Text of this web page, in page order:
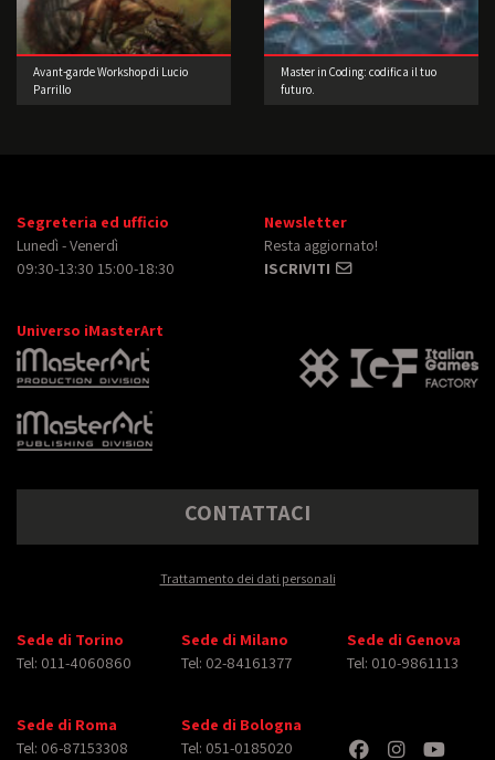
Avant-garde Workshop di Lucio
Parrillo
Master in Coding: codifica il tuo
futuro.
Segreteria ed ufficio
Lunedì - Venerdì
09:30-13:30 15:00-18:30
Newsletter
Resta aggiornato!
ISCRIVITI
Universo iMasterArt
CONTATTACI
Trattamento dei dati personali
Sede di Torino
Tel: 011-4060860
Sede di Milano
Tel: 02-84161377
Sede di Genova
Tel: 010-9861113
Sede di Roma
Tel: 06-87153308
Sede di Bologna
Tel: 051-0185020